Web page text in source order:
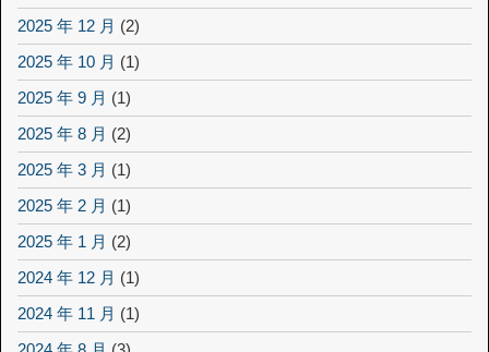
2025 年 12 月 (2)
2025 年 10 月 (1)
2025 年 9 月 (1)
2025 年 8 月 (2)
2025 年 3 月 (1)
2025 年 2 月 (1)
2025 年 1 月 (2)
2024 年 12 月 (1)
2024 年 11 月 (1)